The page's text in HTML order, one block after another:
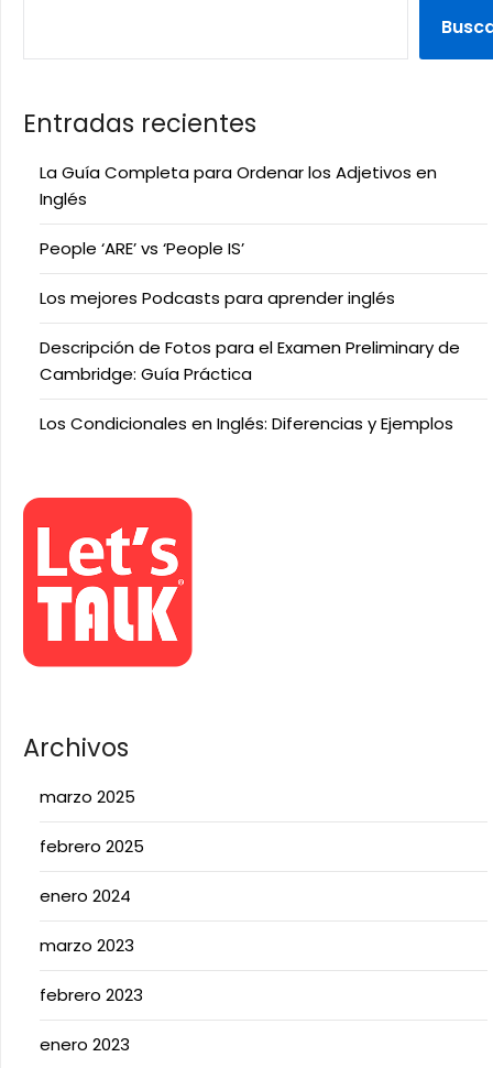
Entradas recientes
La Guía Completa para Ordenar los Adjetivos en
Inglés
People ‘ARE’ vs ‘People IS’
Los mejores Podcasts para aprender inglés
Descripción de Fotos para el Examen Preliminary de
Cambridge: Guía Práctica
Los Condicionales en Inglés: Diferencias y Ejemplos
Archivos
marzo 2025
febrero 2025
enero 2024
marzo 2023
febrero 2023
enero 2023